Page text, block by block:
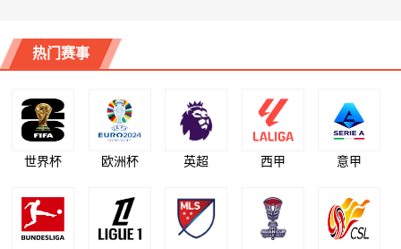
热门赛事
世界杯 欧洲杯 英超 西甲 意甲